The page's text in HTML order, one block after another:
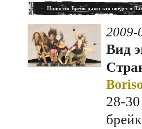
Новости: Брейк-данс: кто поедет в
2009-
Вид
28-